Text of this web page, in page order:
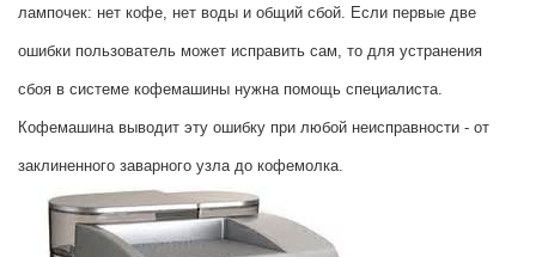
лампочек: нет кофе, нет воды и общий сбой. Если первые две
ошибки пользователь может исправить сам, то для устранения
сбоя в системе кофемашины нужна помощь специалиста.
Кофемашина выводит эту ошибку при любой неисправности - от
заклиненного заварного узла до кофемолка.